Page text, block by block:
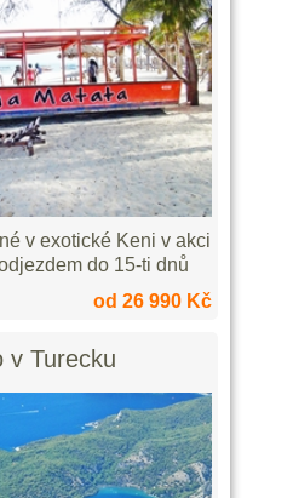
v exotické Keni v akci
do 15-ti dnů
od 26 990 Kč
v Turecku